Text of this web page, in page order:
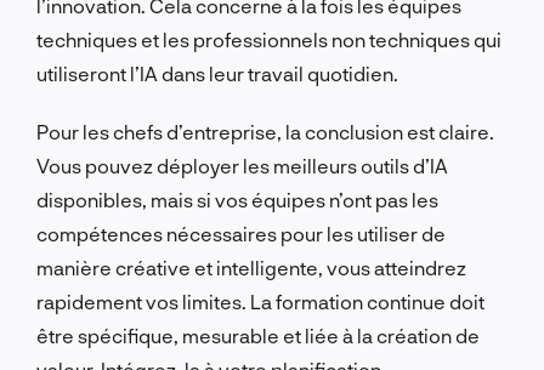
l’innovation. Cela concerne à la fois les équipes
techniques et les professionnels non techniques qui
utiliseront l’IA dans leur travail quotidien.
Pour les chefs d’entreprise, la conclusion est claire.
Vous pouvez déployer les meilleurs outils d’IA
disponibles, mais si vos équipes n’ont pas les
compétences nécessaires pour les utiliser de
manière créative et intelligente, vous atteindrez
rapidement vos limites. La formation continue doit
être spécifique, mesurable et liée à la création de